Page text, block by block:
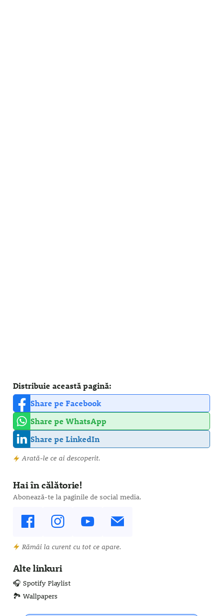
Distribuie această pagină:
Share pe Facebook
Share pe WhatsApp
Share pe LinkedIn
Arată-le ce ai descoperit.
Hai în călătorie!
Abonează-te la paginile de social media.
Rămâi la curent cu tot ce apare.
Alte linkuri
🎧 Spotify Playlist
🏞️ Wallpapers